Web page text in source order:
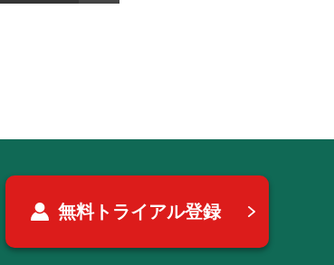
無料トライアル登録